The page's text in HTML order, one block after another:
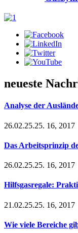
neueste
Analyse der
26.02.25.25. 16, 2017
Das Arbeitsprinzip
26.02.25.25. 16, 2017
Hilfsgasregale:
21.02.25.25. 16, 2017
Wie viele Bereiche